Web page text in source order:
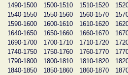
1490-1500
1500-1510 1510-1520
1540-1550
1550-1560 1560-1570
1590-1600
1600-1610 1610-1620
1640-1650
1650-1660 1660-1670
1690-1700
1700-1710 1710-1720
1740-1750
1750-1760 1760-1770
1790-1800
1800-1810 1810-1820
1840-1850
1850-1860 1860-1870